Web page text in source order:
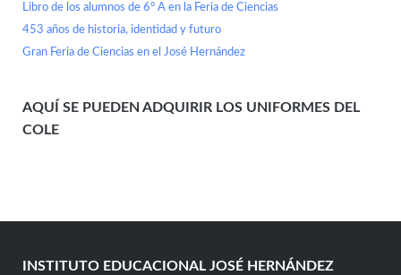
Libro de los alumnos de 6° A en la Feria de Ciencias
453 años de historia, identidad y futuro
Gran Feria de Ciencias en el José Hernández
AQUÍ SE PUEDEN ADQUIRIR LOS UNIFORMES DEL
COLE
INSTITUTO EDUCACIONAL JOSÉ HERNÁNDEZ